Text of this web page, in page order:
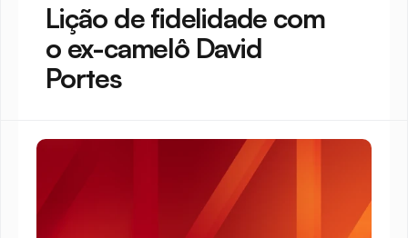
Lição de fidelidade com
o ex-camelô David
Portes